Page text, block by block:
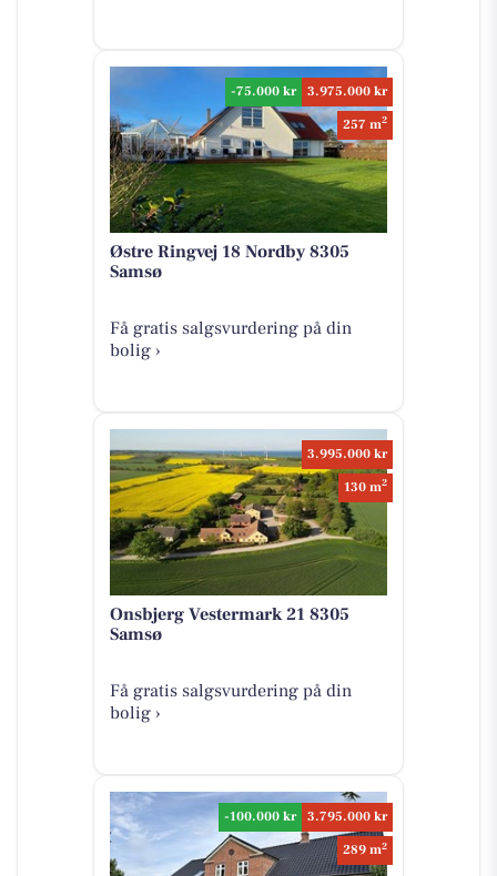
-75.000 kr
3.975.000 kr
257 m2
Østre Ringvej 18 Nordby 8305
Samsø
Få gratis salgsvurdering på din
bolig ›
3.995.000 kr
130 m2
Onsbjerg Vestermark 21 8305
Samsø
Få gratis salgsvurdering på din
bolig ›
-100.000 kr
3.795.000 kr
289 m2